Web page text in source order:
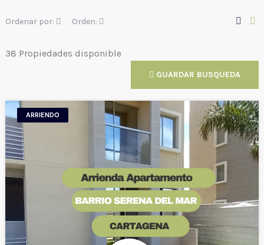
Ordenar por: Orden:
38 Propiedades disponible
GUARDAR BUSQUEDA
ARRIENDO